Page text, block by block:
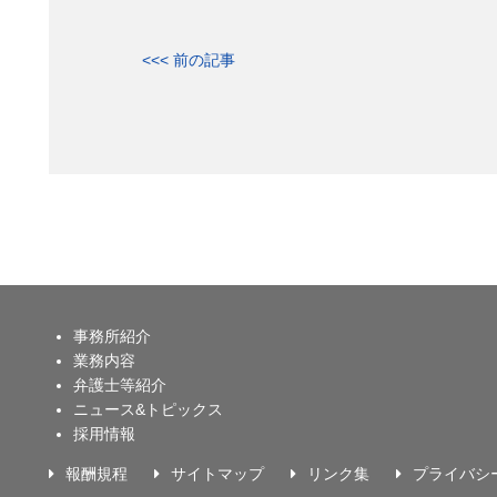
<<< 前の記事
事務所紹介
業務内容
弁護士等紹介
ニュース&トピックス
採用情報
報酬規程 サイトマップ リンク集 プライバシ